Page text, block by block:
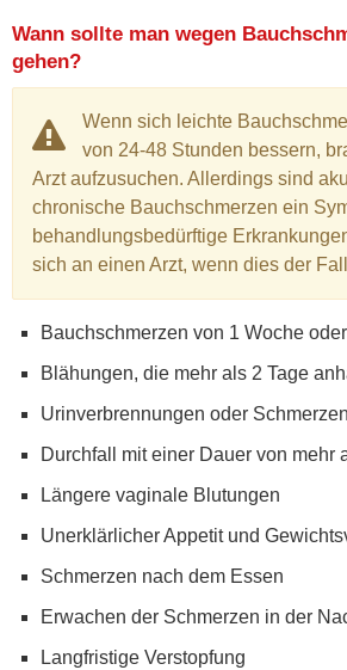
Wann sollte man wegen
gehen?
Wenn sich leichte
von 24-48 Stunden bessern,
Arzt aufzusuchen. Allerdings sind
chronische Bauchschmerzen ein
behandlungsbedürftige
sich an einen Arzt, wenn dies der
Bauchschmerzen von 1 Woche
Blähungen, die mehr als 2 Tage
Urinverbrennungen oder Schmerzen
Durchfall mit einer Dauer von mehr
Längere vaginale Blutungen
Unerklärlicher Appetit und
Schmerzen nach dem Essen
Erwachen der Schmerzen in der
Langfristige Verstopfung